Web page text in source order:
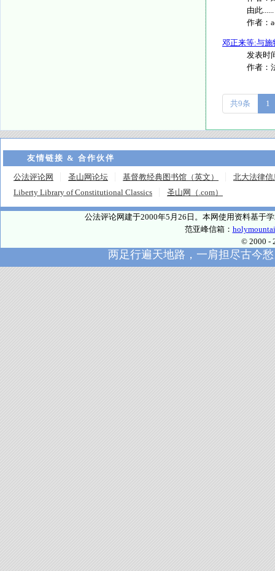
由此......
作者：
邓正来等:与施
发表时
作者：
共9条 1
友情链接 & 合作伙伴
公法评论网 圣山网论坛 基督教经典图书馆（英文）
北大法律信
Liberty Library of Constitutional Classics
圣山网（.com）
公法评论网建于2000年5月26日。本网使用资料基于
范亚峰信箱：
© 2000 -
两足行遍天地路，一肩担尽古今